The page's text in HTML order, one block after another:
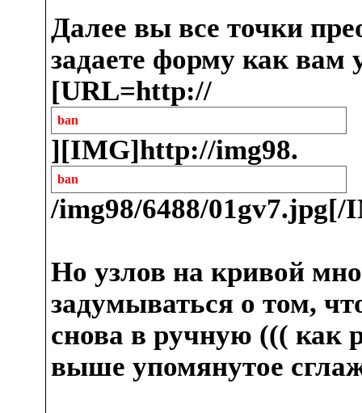
Далее вы все точки
задаете форму как вам
[URL=http://
ban
][IMG]http://img98.
ban
/img98/6488/
Но узлов на кривой
задумываться о том,
снова в ручную ((( как
выше упомянутое